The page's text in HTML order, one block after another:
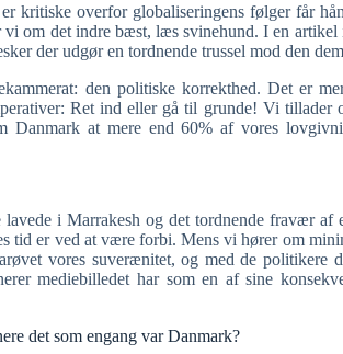
kritiske overfor globaliseringens følger får
om det indre bæst, læs svinehund. I en artikel
der udgør en tordnende trussel mod den
den politiske korrekthed. Det er
Ret ind eller gå til grunde! Vi
at mere end 60% af vores
lavede i Marrakesh og det tordnende fravær
tid er ved at være forbi. Mens vi hører om
vores suverænitet, og med de politikere
mediebilledet har som en af sine
det som engang var Danmark?